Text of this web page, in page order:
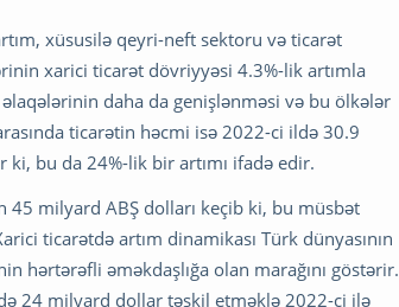
xüsusilə qeyri-neft sektoru və ticarət
xarici ticarət dövriyyəsi 4.3%-lik artımla
daha da genişlənməsi və bu ölkələr
ticarətin həcmi isə 2022-ci ildə 30.9
bu da 24%-lik bir artımı ifadə edir.
45 milyard ABŞ dolları keçib ki, bu müsbət
ticarətdə artım dinamikası Türk dünyasının
hərtərəfli əməkdaşlığa olan marağını göstərir.
24 milyard dollar təşkil etməklə 2022-ci ilə